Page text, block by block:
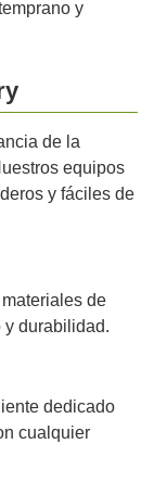
y
de la
equipos
y fáciles de
de
y durabilidad.
dedicado
cualquier